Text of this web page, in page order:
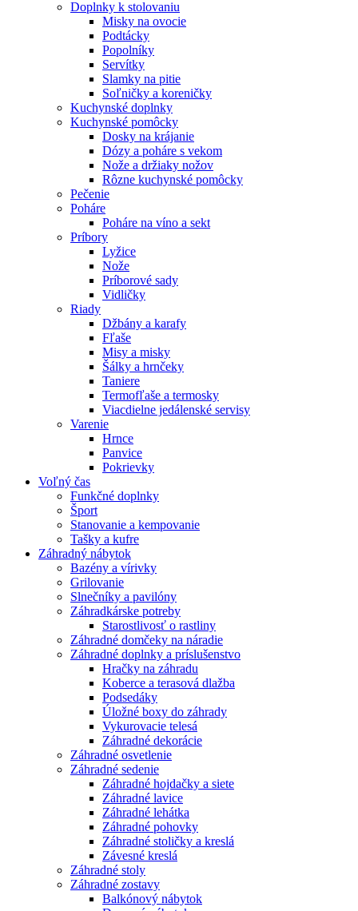
Doplnky k stolovaniu
Misky na ovocie
Podtácky
Popolníky
Servítky
Slamky na pitie
Soľničky a koreničky
Kuchynské doplnky
Kuchynské pomôcky
Dosky na krájanie
Dózy a poháre s vekom
Nože a držiaky nožov
Rôzne kuchynské pomôcky
Pečenie
Poháre
Poháre na víno a sekt
Príbory
Lyžice
Nože
Príborové sady
Vidličky
Riady
Džbány a karafy
Fľaše
Misy a misky
Šálky a hrnčeky
Taniere
Termofľaše a termosky
Viacdielne jedálenské servisy
Varenie
Hrnce
Panvice
Pokrievky
Voľný čas
Funkčné doplnky
Šport
Stanovanie a kempovanie
Tašky a kufre
Záhradný nábytok
Bazény a vírivky
Grilovanie
Slnečníky a pavilóny
Záhradkárske potreby
Starostlivosť o rastliny
Záhradné domčeky na náradie
Záhradné doplnky a príslušenstvo
Hračky na záhradu
Koberce a terasová dlažba
Podsedáky
Úložné boxy do záhrady
Vykurovacie telesá
Záhradné dekorácie
Záhradné osvetlenie
Záhradné sedenie
Záhradné hojdačky a siete
Záhradné lavice
Záhradné lehátka
Záhradné pohovky
Záhradné stoličky a kreslá
Závesné kreslá
Záhradné stoly
Záhradné zostavy
Balkónový nábytok